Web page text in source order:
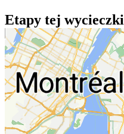
Etapy tej wycieczki